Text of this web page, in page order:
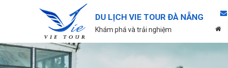
DU LỊCH VIE TOUR ĐÀ NẴNG
Khám phá và trải nghiệm